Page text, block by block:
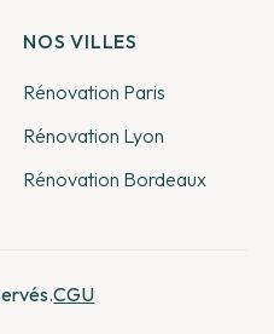
NOS VILLES
Rénovation Paris
Rénovation Lyon
Rénovation Bordeaux
CGU